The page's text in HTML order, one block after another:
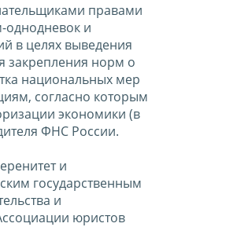
правами
однодневок и
в целях выведения
закрепления норм о
национальных мер
согласно которым
экономики (в
ФНС России.
и
государственным
и
юристов